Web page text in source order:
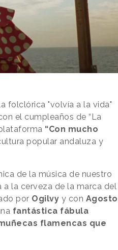
folclórica "volvía a la vida"
el cumpleaños de “La
“Con mucho
popular andaluza y
de la música de nuestro
a la cerveza de la marca del
por Ogilvy y con Agosto
fantástica fábula
flamencas que